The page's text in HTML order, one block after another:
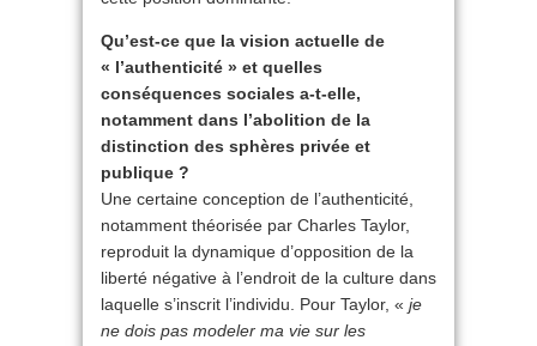
Qu’est-ce que la vision actuelle de
« l’authenticité » et quelles
conséquences sociales a-t-elle,
notamment dans l’abolition de la
distinction des sphères privée et
publique ?
Une certaine conception de l’authenticité,
notamment théorisée par Charles Taylor,
reproduit la dynamique d’opposition de la
liberté négative à l’endroit de la culture dans
laquelle s’inscrit l’individu. Pour Taylor, « je
ne dois pas modeler ma vie sur les